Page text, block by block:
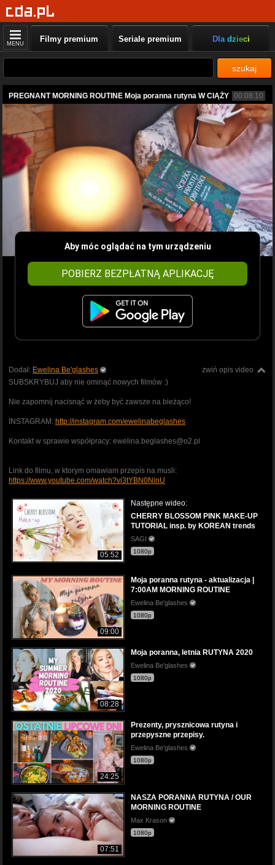
MENU Filmy premium Seriale premium Dla dzieci
szukaj
PREGNANT MORNING ROUTINE Moja poranna rutyna W CIĄŻY 00:08:10
Aby móc oglądać na tym urządzeniu
POBIERZ BEZPŁATNĄ APLIKACJĘ
zwiń opis video
Dodał: Ewelina Be'glashes
SUBSKRYBUJ aby nie ominąć nowych filmów :)
Nie zapomnij nacisnąć w żeby być zawsze na bieżąco!
INSTAGRAM: http://instagram.com/ewelinabeglashes
Kontakt w sprawie współpracy: ewelina.beglashes@o2.pl
Link do filmu, w ktorym omawiam przepis na musli:
https://www.youtube.com/watch?vi3tYBN0NinU
05:52
Następne wideo:
CHERRY BLOSSOM PINK MAKE-UP
TUTORIAL insp. by KOREAN trends
SAGI
1080p
09:00
Moja poranna rutyna - aktualizacja |
7:00AM MORNING ROUTINE
Ewelina Be'glashes
1080p
08:28
Moja poranna, letnia RUTYNA 2020
Ewelina Be'glashes
1080p
24:25
Prezenty, prysznicowa rutyna i
przepyszne przepisy.
Ewelina Be'glashes
1080p
07:51
NASZA PORANNA RUTYNA / OUR
MORNING ROUTINE
Max Krason
1080p